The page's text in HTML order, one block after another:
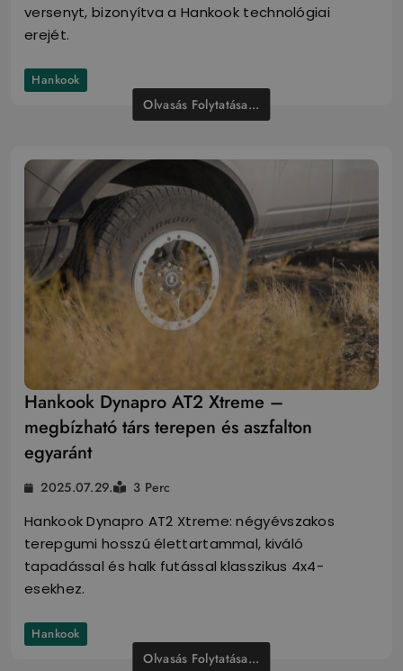
versenyt, bizonyítva a Hankook technológiai
erejét.
Hankook
Olvasás Folytatása...
Hankook Dynapro AT2 Xtreme –
megbízható társ terepen és aszfalton
egyaránt
2025.07.29. 3 Perc
Hankook Dynapro AT2 Xtreme: négyévszakos
terepgumi hosszú élettartammal, kiváló
tapadással és halk futással klasszikus 4x4-
esekhez.
Hankook
Olvasás Folytatása...